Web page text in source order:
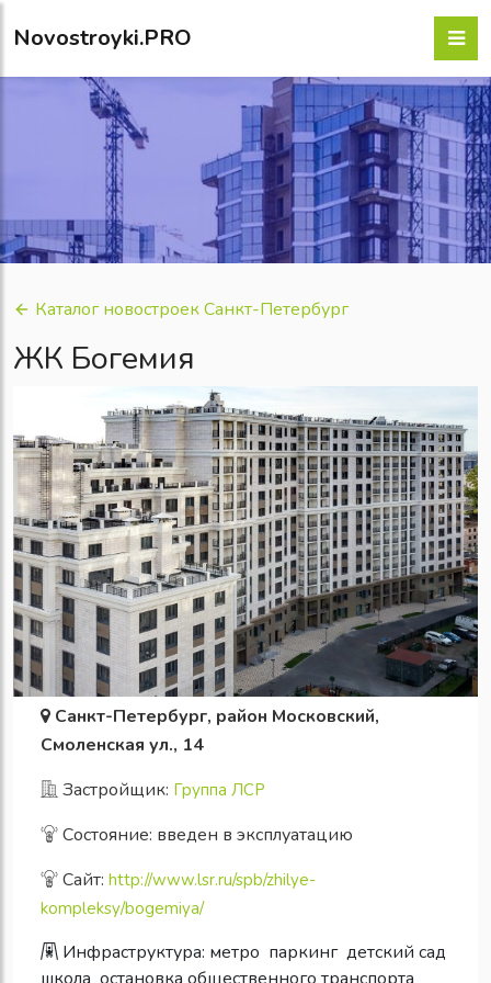
Novostroyki.PRO
Каталог новостроек Санкт-Петербург
ЖК Богемия
Санкт-Петербург, район Московский,
Смоленская ул., 14
Застройщик: Группа ЛСР
Состояние: введен в эксплуатацию
Сайт: http://www.lsr.ru/spb/zhilye-
kompleksy/bogemiya/
Инфраструктура: метро паркинг детский сад